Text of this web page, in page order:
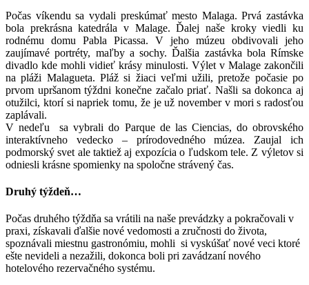
Počas víkendu sa vydali preskúmať mesto Malaga. Prvá zastávka
bola prekrásna katedrála v Malage. Ďalej naše kroky viedli ku
rodnému domu Pabla Picassa. V jeho múzeu obdivovali jeho
zaujímavé portréty, maľby a sochy. Ďalšia zastávka bola Rímske
divadlo kde mohli vidieť krásy minulosti. Výlet v Malage zakončili
na pláži Malagueta. Pláž si žiaci veľmi užili, pretože počasie po
prvom upršanom týždni konečne začalo priať. Našli sa dokonca aj
otužilci, ktorí si napriek tomu, že je už november v mori s radosťou
zaplávali.
V nedeľu sa vybrali do Parque de las Ciencias, do obrovského
interaktívneho vedecko – prírodovedného múzea. Zaujal ich
podmorský svet ale taktiež aj expozícia o ľudskom tele. Z výletov si
odniesli krásne spomienky na spoločne strávený čas.
Druhý týždeň…
Počas druhého týždňa sa vrátili na naše prevádzky a pokračovali v
praxi, získavali ďalšie nové vedomosti a zručnosti do života,
spoznávali miestnu gastronómiu, mohli si vyskúšať nové veci ktoré
ešte nevideli a nezažili, dokonca boli pri zavádzaní nového
hotelového rezervačného systému.